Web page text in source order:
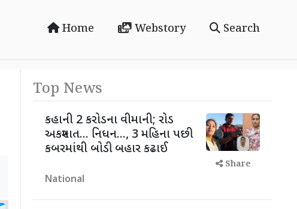
Home Webstory Search
Top News
કહાની 2 કરોડના વીમાની; રોડ
અકસ્માત... નિધન..., 3 મહિના પછી
કબરમાંથી બોડી બહાર કઢાઈ
National
Share